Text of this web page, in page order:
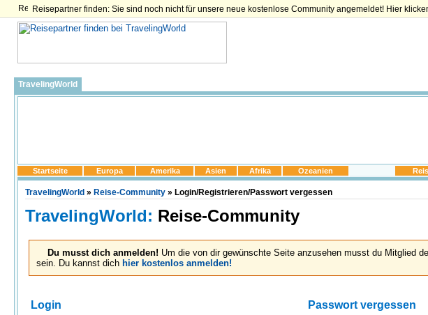
Reisepartner finden: Sie sind noch nicht für unsere neue kostenlose Community angemeldet! Hier
TravelingWorld
Startseite Europa Amerika Asien Afrika Ozeanien
TravelingWorld » Reise-Community » Login/Registrieren/Passwort vergessen
TravelingWorld: Reise-Community
Du musst dich anmelden! Um die von dir gewünschte Seite anzusehen musst du Mitglied
sein. Du kannst dich hier kostenlos anmelden!
Login Passwort vergessen